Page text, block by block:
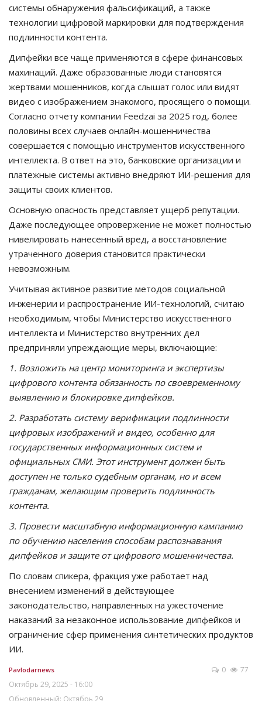
системы обнаружения фальсификаций, а также
технологии цифровой маркировки для подтверждения
подлинности контента.
Дипфейки все чаще применяются в сфере финансовых
махинаций. Даже образованные люди становятся
жертвами мошенников, когда слышат голос или видят
видео с изображением знакомого, просящего о помощи.
Согласно отчету компании Feedzai за 2025 год, более
половины всех случаев онлайн-мошенничества
совершается с помощью инструментов искусственного
интеллекта. В ответ на это, банковские организации и
платежные системы активно внедряют ИИ-решения для
защиты своих клиентов.
Основную опасность представляет ущерб репутации.
Даже последующее опровержение не может полностью
нивелировать нанесенный вред, а восстановление
утраченного доверия становится практически
невозможным.
Учитывая активное развитие методов социальной
инженерии и распространение ИИ-технологий, считаю
необходимым, чтобы Министерство искусственного
интеллекта и Министерство внутренних дел
предприняли упреждающие меры, включающие:
1. Возложить на центр мониторинга и экспертизы
цифрового контента обязанность по своевременному
выявлению и блокировке дипфейков.
2. Разработать систему верификации подлинности
цифровых изображений и видео, особенно для
государственных информационных систем и
официальных СМИ. Этот инструмент должен быть
доступен не только судебным органам, но и всем
гражданам, желающим проверить подлинность
контента.
3. Провести масштабную информационную кампанию
по обучению населения способам распознавания
дипфейков и защите от цифрового мошенничества.
По словам спикера, фракция уже работает над
внесением изменений в действующее
законодательство, направленных на ужесточение
наказаний за незаконное использование дипфейков и
ограничение сфер применения синтетических продуктов
ИИ.
Pavlodarnews
Октябрь 29, 2025 - 16:00
0 77